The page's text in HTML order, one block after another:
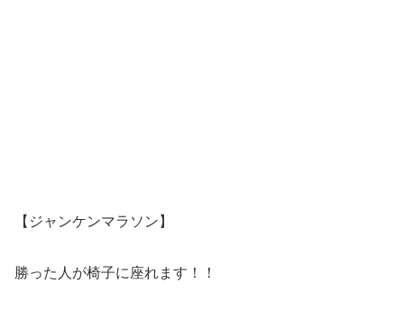
【ジャンケンマラソン】
勝った人が椅子に座れます！！